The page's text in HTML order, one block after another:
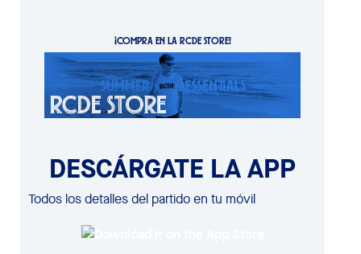
¡COMPRA EN LA RCDE STORE!
DESCÁRGATE LA APP
Todos los detalles del partido en tu móvil